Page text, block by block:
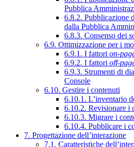
Pubblica
6.8.2. Pubblicazione
dalla Pubblica
6.8.3. Consenso dei
6.9. Ottimizzazione per i
6.9.1. I fattori on-
6.9.2. I fattori off-
6.9.3. Strumenti di
Console
6.10. Gestire i contenuti
6.10.1. L’inventario
6.10.2. Revisionare i
6.10.3. Migrare i
6.10.4. Pubblicare i
7. Progettazione dell’interazione
7.1. Caratteristiche